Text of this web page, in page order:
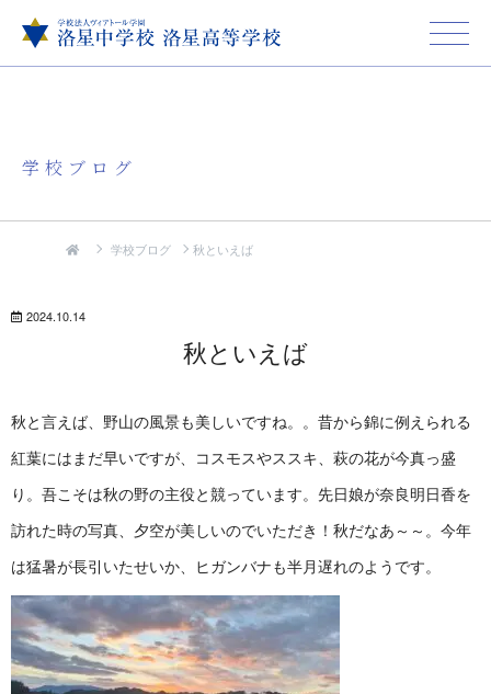
学校ブログ
学校ブログ 秋といえば
2024.10.14
秋といえば
秋と言えば、野山の風景も美しいですね。。昔から錦に例えられる
紅葉にはまだ早いですが、コスモスやススキ、萩の花が今真っ盛
り。吾こそは秋の野の主役と競っています。先日娘が奈良明日香を
訪れた時の写真、夕空が美しいのでいただき！秋だなあ～～。今年
は猛暑が長引いたせいか、ヒガンバナも半月遅れのようです。